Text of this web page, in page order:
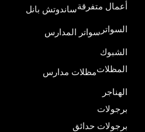
أعمال متفرقةساندوتش بانل
السواتر سواتر المدارس
الشبوك
المظلاتمظلات مدارس
الهناجر
برجولات
برجولات حدائق